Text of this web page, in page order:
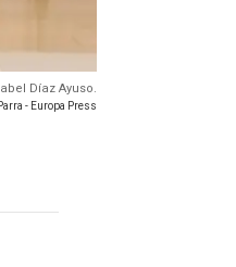
Díaz Ayuso.
- Europa Press